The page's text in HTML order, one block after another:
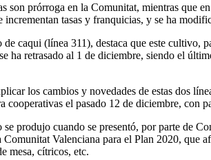
son prórroga en la Comunitat, mientras que
incrementan tasas y franquicias, y se ha
de caqui (línea 311), destaca que este cultivo,
ha retrasado al 1 de diciembre, siendo el
los cambios y novedades de estas dos
cooperativas el pasado 12 de diciembre, con
se produjo cuando se presentó, por parte de
Comunitat Valenciana para el Plan 2020, que
mesa, cítricos, etc.